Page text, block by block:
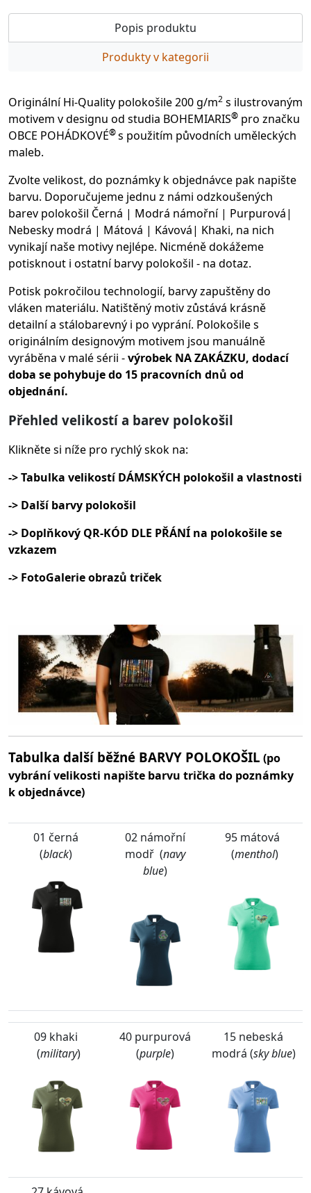
Popis produktu
Produkty v kategorii
Originální Hi-Quality polokošile 200 g/m2 s ilustrovaným
motivem v designu od studia BOHEMIARIS® pro značku
OBCE POHÁDKOVÉ®s použitím původních uměleckých
maleb.
Zvolte velikost, do poznámky k objednávce pak napište
barvu. Doporučujeme jednu z námi odzkoušených
barev polokošil Černá | Modrá námořní | Purpurová|
Nebesky modrá | Mátová | Kávová| Khaki, na nich
vynikají naše motivy nejlépe. Nicméně dokážeme
potisknout i ostatní barvy polokošil - na dotaz.
Potisk pokročilou technologií, barvy zapuštěny do
vláken materiálu. Natištěný motiv zůstává krásně
detailní a stálobarevný i po vyprání. Polokošile s
originálním designovým motivem jsou manuálně
vyráběna v malé sérii -výrobek NA ZAKÁZKU, dodací
doba se pohybuje do 15 pracovních dnů od
objednání.
Přehled velikostí a barev polokošil
Klikněte si níže pro rychlý skok na:
-> Tabulka velikostí DÁMSKÝCH polokošil a vlastnosti
-> Další barvy polokošil
-> Doplňkový QR-KÓD DLE PŘÁNÍ na polokošile se
vzkazem
-> FotoGalerie obrazů triček
Tabulka další běžné BARVY POLOKOŠIL (po
vybrání velikosti napište barvu trička do poznámky
k objednávce)
01 černá
(black)
02 námořní
modř (navy
blue)
95 mátová
(menthol)
09 khaki
(military)
40 purpurová
(purple)
15 nebeská
modrá (sky blue)